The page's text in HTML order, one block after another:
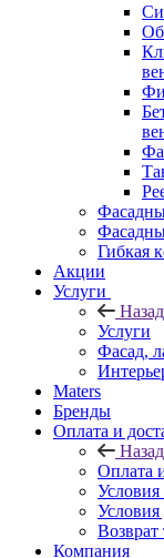
Гибкая
Акции
Услуги
Назад
Услуги
Фасад,
Maters
Бренды
Оплата и
Назад
Оплата
Условия
Возврат
Компания